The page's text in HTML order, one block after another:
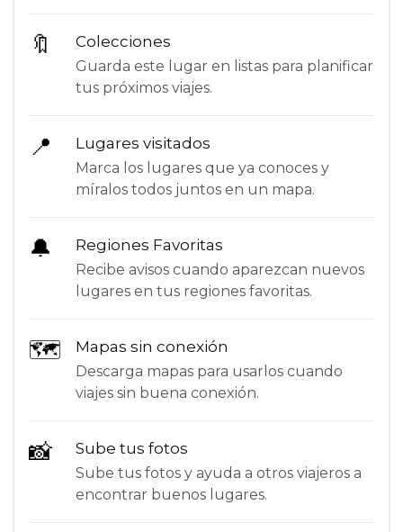
🔖 Colecciones
Guarda este lugar en listas para planificar
tus próximos viajes.
📍 Lugares visitados
Marca los lugares que ya conoces y
míralos todos juntos en un mapa.
🔔 Regiones Favoritas
Recibe avisos cuando aparezcan nuevos
lugares en tus regiones favoritas.
🗺 Mapas sin conexión
Descarga mapas para usarlos cuando
viajes sin buena conexión.
📸 Sube tus fotos
Sube tus fotos y ayuda a otros viajeros a
encontrar buenos lugares.